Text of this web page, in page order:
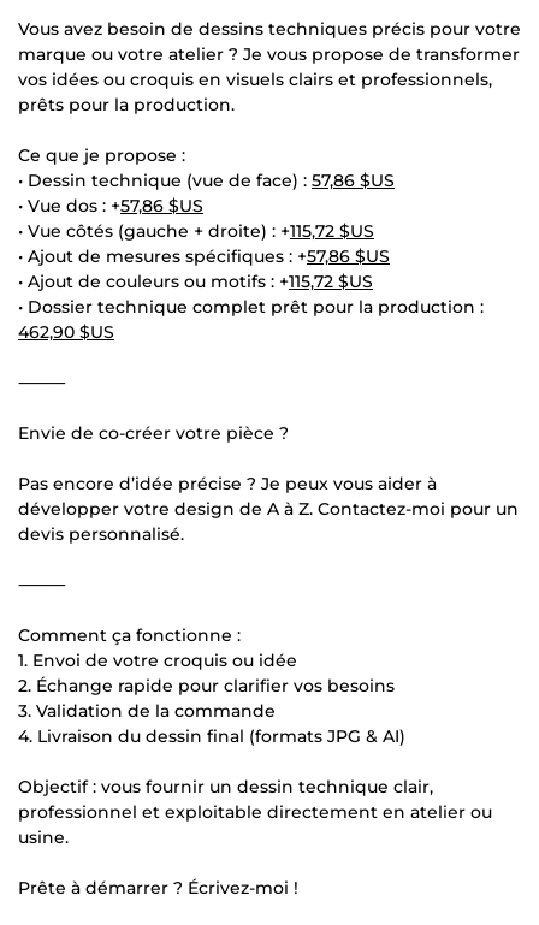
Vous avez besoin de dessins techniques précis pour votre
marque ou votre atelier ? Je vous propose de transformer
vos idées ou croquis en visuels clairs et professionnels,
prêts pour la production.
Ce que je propose :
• Dessin technique (vue de face) : 57,86 $US
• Vue dos : +57,86 $US
• Vue côtés (gauche + droite) : +115,72 $US
• Ajout de mesures spécifiques : +57,86 $US
• Ajout de couleurs ou motifs : +115,72 $US
• Dossier technique complet prêt pour la production :
462,90 $US
⸻
Envie de co-créer votre pièce ?
Pas encore d’idée précise ? Je peux vous aider à
développer votre design de A à Z. Contactez-moi pour un
devis personnalisé.
⸻
Comment ça fonctionne :
1. Envoi de votre croquis ou idée
2. Échange rapide pour clarifier vos besoins
3. Validation de la commande
4. Livraison du dessin final (formats JPG & AI)
Objectif : vous fournir un dessin technique clair,
professionnel et exploitable directement en atelier ou
usine.
Prête à démarrer ? Écrivez-moi !